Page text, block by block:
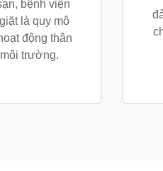
bệnh viện
là quy mô
động thân
trường.